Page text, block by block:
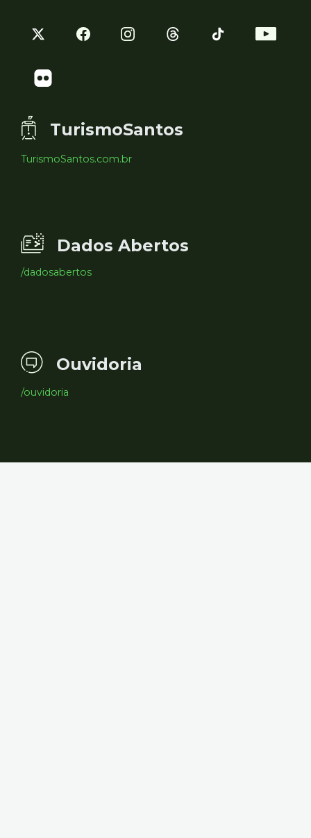
TurismoSantos
TurismoSantos.com.br
Dados Abertos
/dadosabertos
Ouvidoria
/ouvidoria